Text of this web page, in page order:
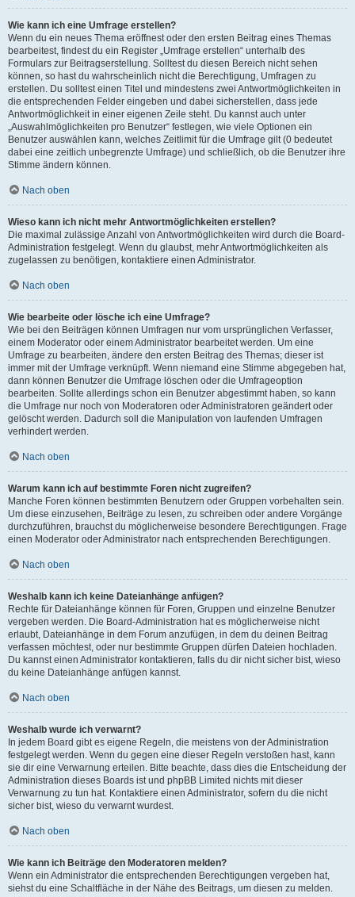
Wie kann ich eine Umfrage erstellen?
Wenn du ein neues Thema eröffnest oder den ersten Beitrag eines Themas
bearbeitest, findest du ein Register „Umfrage erstellen“ unterhalb des
Formulars zur Beitragserstellung. Solltest du diesen Bereich nicht sehen
können, so hast du wahrscheinlich nicht die Berechtigung, Umfragen zu
erstellen. Du solltest einen Titel und mindestens zwei Antwortmöglichkeiten in
die entsprechenden Felder eingeben und dabei sicherstellen, dass jede
Antwortmöglichkeit in einer eigenen Zeile steht. Du kannst auch unter
„Auswahlmöglichkeiten pro Benutzer“ festlegen, wie viele Optionen ein
Benutzer auswählen kann, welches Zeitlimit für die Umfrage gilt (0 bedeutet
dabei eine zeitlich unbegrenzte Umfrage) und schließlich, ob die Benutzer ihre
Stimme ändern können.
Nach oben
Wieso kann ich nicht mehr Antwortmöglichkeiten erstellen?
Die maximal zulässige Anzahl von Antwortmöglichkeiten wird durch die Board-
Administration festgelegt. Wenn du glaubst, mehr Antwortmöglichkeiten als
zugelassen zu benötigen, kontaktiere einen Administrator.
Nach oben
Wie bearbeite oder lösche ich eine Umfrage?
Wie bei den Beiträgen können Umfragen nur vom ursprünglichen Verfasser,
einem Moderator oder einem Administrator bearbeitet werden. Um eine
Umfrage zu bearbeiten, ändere den ersten Beitrag des Themas; dieser ist
immer mit der Umfrage verknüpft. Wenn niemand eine Stimme abgegeben hat,
dann können Benutzer die Umfrage löschen oder die Umfrageoption
bearbeiten. Sollte allerdings schon ein Benutzer abgestimmt haben, so kann
die Umfrage nur noch von Moderatoren oder Administratoren geändert oder
gelöscht werden. Dadurch soll die Manipulation von laufenden Umfragen
verhindert werden.
Nach oben
Warum kann ich auf bestimmte Foren nicht zugreifen?
Manche Foren können bestimmten Benutzern oder Gruppen vorbehalten sein.
Um diese einzusehen, Beiträge zu lesen, zu schreiben oder andere Vorgänge
durchzuführen, brauchst du möglicherweise besondere Berechtigungen. Frage
einen Moderator oder Administrator nach entsprechenden Berechtigungen.
Nach oben
Weshalb kann ich keine Dateianhänge anfügen?
Rechte für Dateianhänge können für Foren, Gruppen und einzelne Benutzer
vergeben werden. Die Board-Administration hat es möglicherweise nicht
erlaubt, Dateianhänge in dem Forum anzufügen, in dem du deinen Beitrag
verfassen möchtest, oder nur bestimmte Gruppen dürfen Dateien hochladen.
Du kannst einen Administrator kontaktieren, falls du dir nicht sicher bist, wieso
du keine Dateianhänge anfügen kannst.
Nach oben
Weshalb wurde ich verwarnt?
In jedem Board gibt es eigene Regeln, die meistens von der Administration
festgelegt werden. Wenn du gegen eine dieser Regeln verstoßen hast, kann
sie dir eine Verwarnung erteilen. Bitte beachte, dass dies die Entscheidung der
Administration dieses Boards ist und phpBB Limited nichts mit dieser
Verwarnung zu tun hat. Kontaktiere einen Administrator, sofern du die nicht
sicher bist, wieso du verwarnt wurdest.
Nach oben
Wie kann ich Beiträge den Moderatoren melden?
Wenn ein Administrator die entsprechenden Berechtigungen vergeben hat,
siehst du eine Schaltfläche in der Nähe des Beitrags, um diesen zu melden.